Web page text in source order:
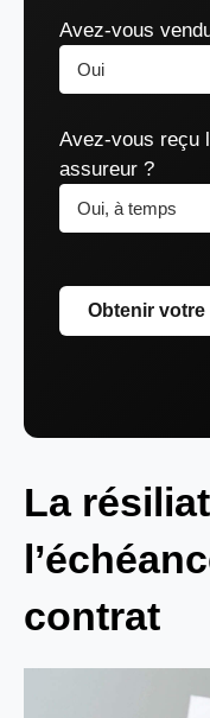
Avez-vous
Avez-vous reçu
assureur ?
Obtenir
La
contrat